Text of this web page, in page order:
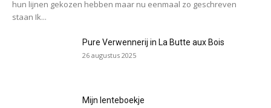
hun lijnen gekozen hebben maar nu eenmaal zo geschreven
staan Ik...
Pure Verwennerij in La Butte aux Bois
26 augustus 2025
Mijn lenteboekje